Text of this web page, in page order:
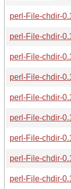
perl-File-chdir-
perl-File-chdir-
perl-File-chdir-
perl-File-chdir-
perl-File-chdir-
perl-File-chdir-
perl-File-chdir-
perl-File-chdir-
perl-File-chdir-